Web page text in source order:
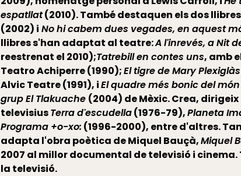
espatllat(2010). També destaquen els dos
(2002) i No hi cabem dues vegades, en aquest
llibres s'han adaptat al teatre:A l'inrevés, a Nit
reestrenat el 2010);Tatrebill en contes uns, amb
Teatro Achiperre (1990);El tigre de Mary Plexiglàs
Alvic Teatre (1991), iEl quadre més bonic del món
grup El Tlakuache (2004) de Mèxic. Crea,
televisiusTerra d'escudella(1976-79),Planeta
Programa +o-xo: (1996-2000), entre d'altres.
adapta l'obra poètica de Miquel Bauçà,Miquel
2007 al millor documental de televisió i
la televisió.